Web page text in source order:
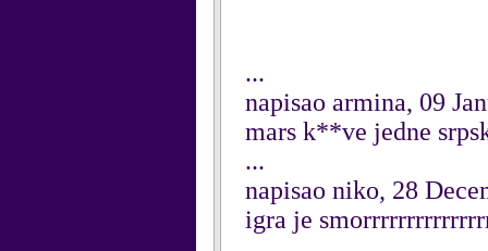
...
napisao armina, 09
mars k**ve jedne
...
napisao niko, 28
igra je